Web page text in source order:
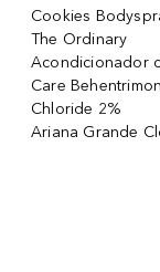
Cookies
The Ordinary
Acondicionador
Care
Chloride 2%
Ariana Grande